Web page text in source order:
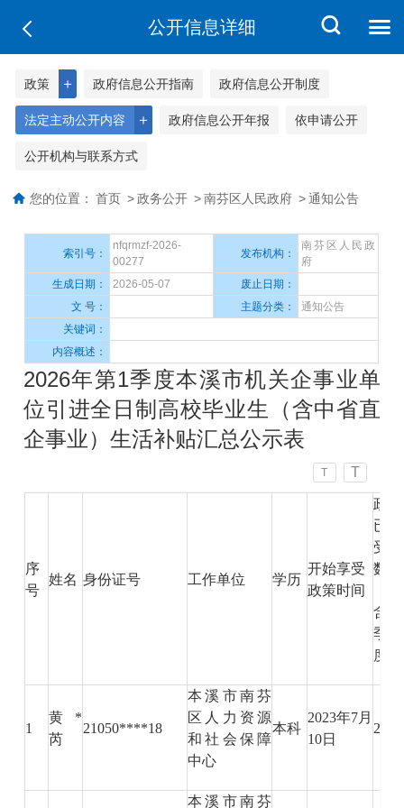
公开信息详细
＋
政策 政府信息公开指南 政府信息公开制度
＋
法定主动公开内容 政府信息公开年报 依申请公开
公开机构与联系方式
您的位置： 首页 > 政务公开 > 南芬区人民政府 > 通知公告
索引号：
nfqrmzf-2026-
00277
发布机构：
南芬区人民政
府
生成日期：
2026-05-07
废止日期：
文 号：
主题分类：
通知公告
关键词：
内容概述：
2026年第1季度本溪市机关企事业单
位引进全日制高校毕业生（含中省直
企事业）生活补贴汇总公示表
T T
序
号
姓名 身份证号 工作单位 学历
开始享受
政策时间
政
已
受
数
含
季
度）
1
黄*
芮
21050****18
本溪市南芬
区人力资源
和社会保障
中心
本科
2023年7月
10日
25
本溪市南芬